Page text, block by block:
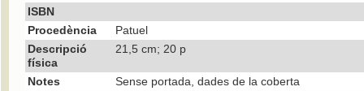
ISBN
Procedència
Patuel
Descripció
física
21,5 cm; 20 p
Notes
Sense portada, dades de la coberta